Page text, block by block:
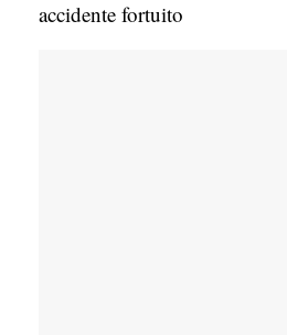
accidente fortuito